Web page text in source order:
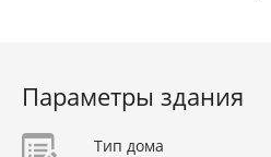
Параметры здания
Тип дома